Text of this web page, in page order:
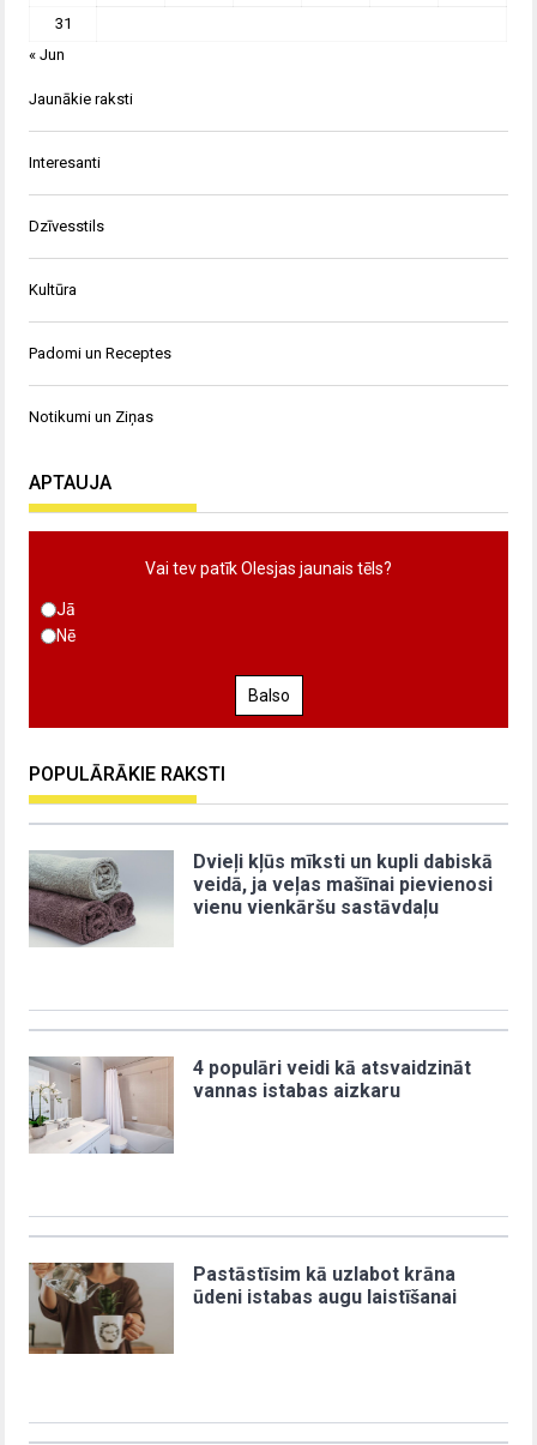
31
« Jun
Jaunākie raksti
Interesanti
Dzīvesstils
Kultūra
Padomi un Receptes
Notikumi un Ziņas
APTAUJA
Vai tev patīk Olesjas jaunais tēls?
Jā
Nē
Balso
POPULĀRĀKIE RAKSTI
Dvieļi kļūs mīksti un kupli dabiskā
veidā, ja veļas mašīnai pievienosi
vienu vienkāršu sastāvdaļu
4 populāri veidi kā atsvaidzināt
vannas istabas aizkaru
Pastāstīsim kā uzlabot krāna
ūdeni istabas augu laistīšanai